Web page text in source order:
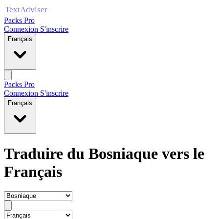
Packs Pro
Connexion S'inscrire
Français
Packs Pro
Connexion S'inscrire
Français
Traduire du Bosniaque vers le
Français